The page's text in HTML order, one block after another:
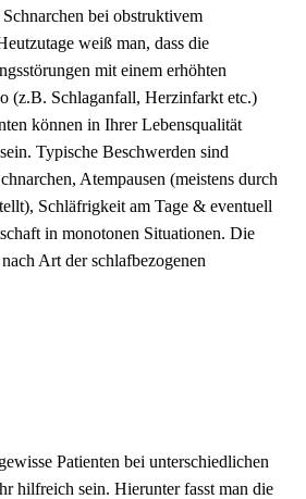
bei obstruktivem
weiß man, dass die
mit einem erhöhten
(z.B. Schlaganfall, Herzinfarkt etc.)
können in Ihrer Lebensqualität
Typische Beschwerden sind
Atempausen (meistens durch
Schläfrigkeit am Tage & eventuell
in monotonen Situationen. Die
Art der schlafbezogenen
Patienten bei unterschiedlichen
hilfreich sein. Hierunter fasst man die